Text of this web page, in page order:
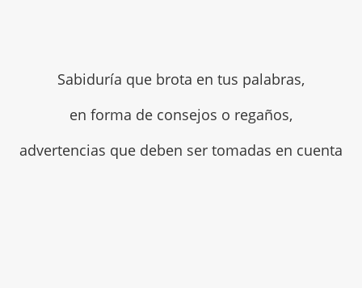
Sabiduría que brota en tus palabras,
en forma de consejos o regaños,
advertencias que deben ser tomadas en cuenta